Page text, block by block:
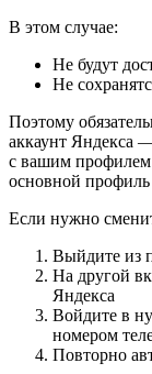
В этом случае:
Не будут
Не
Поэтому
аккаунт Яндекса
с вашим профилем
основной
Если нужно
Выйдите из
На другой
Яндекса
Войдите в
номером
Повторно